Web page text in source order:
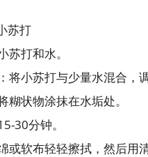
苏打
苏打和水。
：将小苏打与少量水混合，
糊状物涂抹在水垢处。
30分钟。
或软布轻轻擦拭，然后用